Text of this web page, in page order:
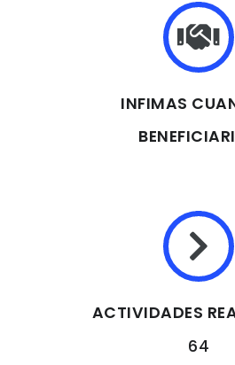
INFIMAS
ACTIVIDADES
64